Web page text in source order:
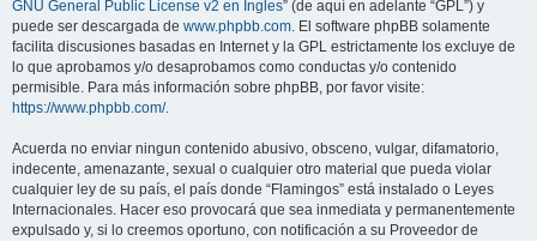
GNU General Public License v2 en Ingles” (de aquí en adelante “GPL”) y
puede ser descargada de www.phpbb.com. El software phpBB solamente
facilita discusiones basadas en Internet y la GPL estrictamente los excluye de
lo que aprobamos y/o desaprobamos como conductas y/o contenido
permisible. Para más información sobre phpBB, por favor visite:
https://www.phpbb.com/.
Acuerda no enviar ningun contenido abusivo, obsceno, vulgar, difamatorio,
indecente, amenazante, sexual o cualquier otro material que pueda violar
cualquier ley de su país, el país donde “Flamingos” está instalado o Leyes
Internacionales. Hacer eso provocará que sea inmediata y permanentemente
expulsado y, si lo creemos oportuno, con notificación a su Proveedor de